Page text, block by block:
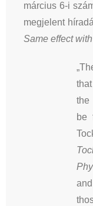
március 6-i
megjelent
Same effect
the
be